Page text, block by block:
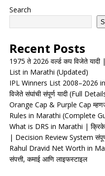
Search
Recent Posts
1975 ते 2026 वर्ल्ड कप विजेते
List in Marathi (Updated)
IPL Winners List 2008–2026
विजेते संघांची संपूर्ण यादी (Full
Orange Cap & Purple Cap
Rules in Marathi (Complete
What is DRS in Marathi |
| Decision Review System संपूर्ण
Rahul Dravid Net Worth in
संपत्ती, कमाई आणि लाइफस्टाइल